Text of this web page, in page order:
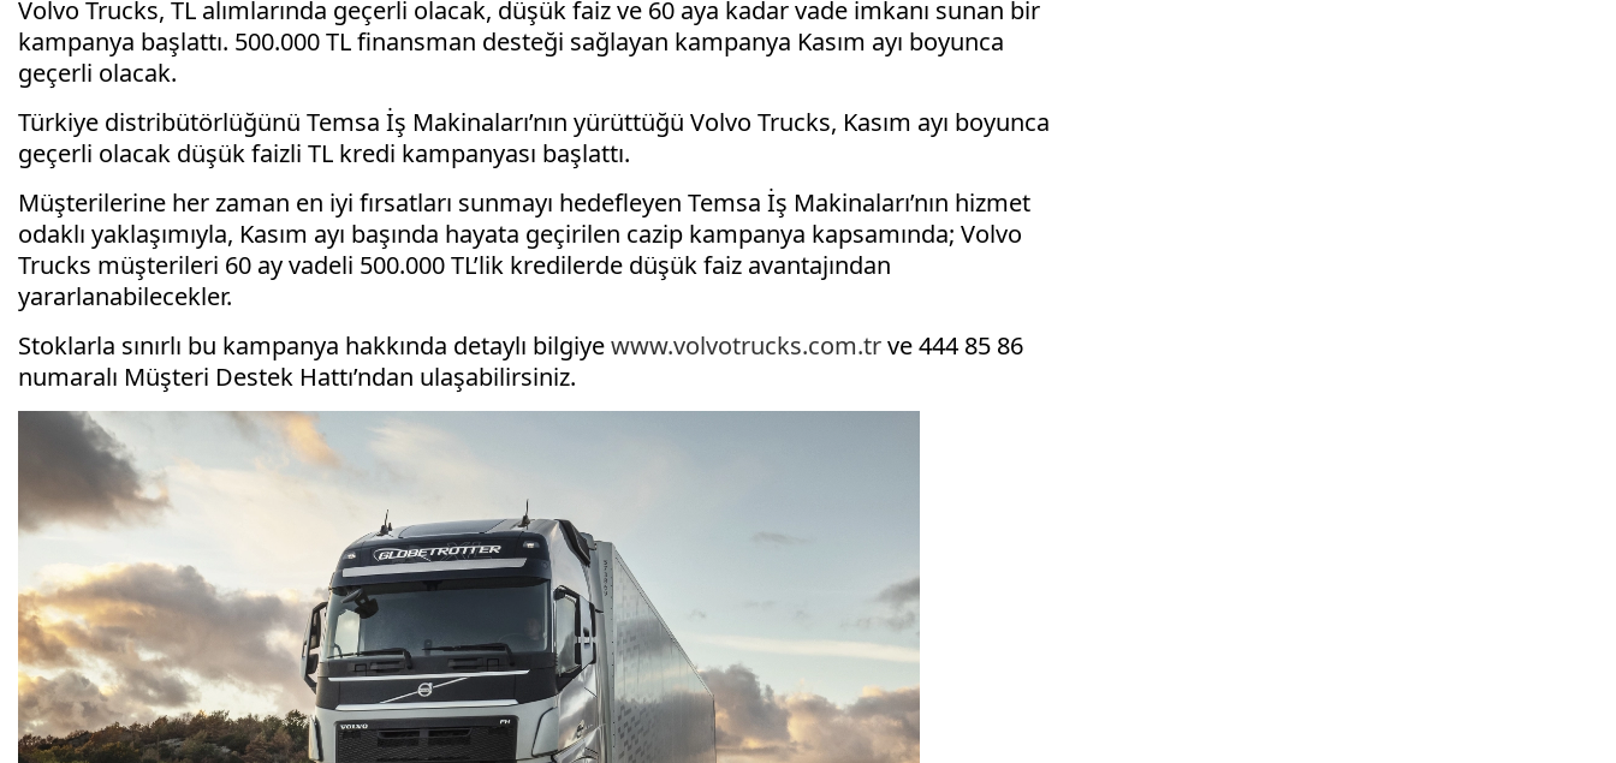
Volvo Trucks, TL alımlarında geçerli olacak, düşük faiz ve 60 aya kadar vade imkanı sunan bir
kampanya başlattı. 500.000 TL finansman desteği sağlayan kampanya Kasım ayı boyunca
geçerli olacak.
Türkiye distribütörlüğünü Temsa İş Makinaları’nın yürüttüğü Volvo Trucks, Kasım ayı boyunca
geçerli olacak düşük faizli TL kredi kampanyası başlattı.
Müşterilerine her zaman en iyi fırsatları sunmayı hedefleyen Temsa İş Makinaları’nın hizmet
odaklı yaklaşımıyla, Kasım ayı başında hayata geçirilen cazip kampanya kapsamında; Volvo
Trucks müşterileri 60 ay vadeli 500.000 TL’lik kredilerde düşük faiz avantajından
yararlanabilecekler.
Stoklarla sınırlı bu kampanya hakkında detaylı bilgiyewww.volvotrucks.com.trve 444 85 86
numaralı Müşteri Destek Hattı’ndan ulaşabilirsiniz.